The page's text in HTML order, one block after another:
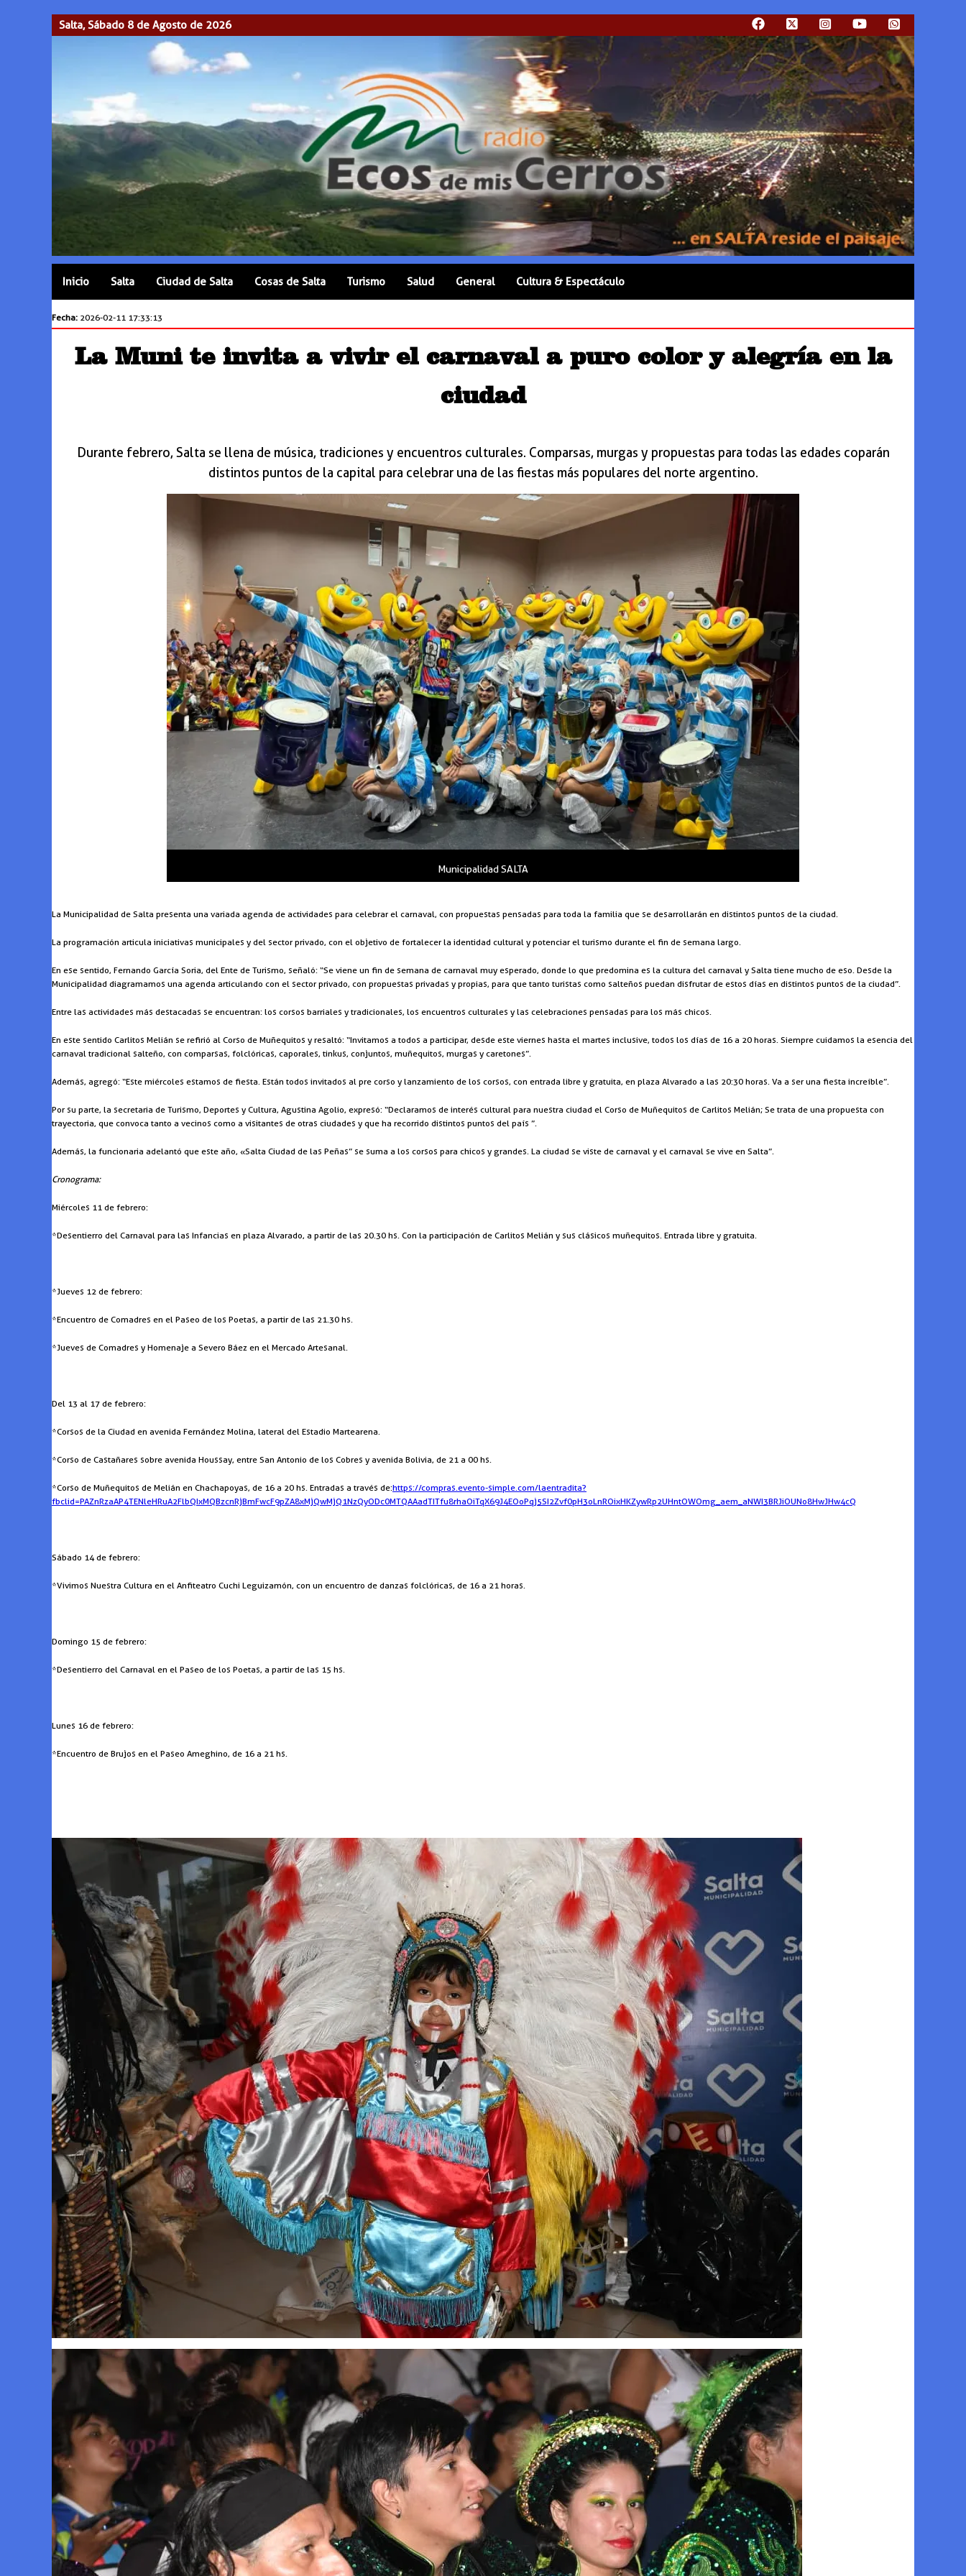
Salta, Sábado 8 de Agosto de 2026
Inicio Salta Ciudad de Salta Cosas de Salta Turismo Salud General Cultura & Espectáculo
Fecha: 2026-02-11 17:33:13
La Muni te invita a vivir el carnaval a puro color y alegría en la
ciudad
Durante febrero, Salta se llena de música, tradiciones y encuentros culturales. Comparsas, murgas y propuestas para todas las edades coparán
distintos puntos de la capital para celebrar una de las fiestas más populares del norte argentino.
Municipalidad SALTA
La Municipalidad de Salta presenta una variada agenda de actividades para celebrar el carnaval, con propuestas pensadas para toda la familia que se desarrollarán en distintos puntos de la ciudad.
La programación articula iniciativas municipales y del sector privado, con el objetivo de fortalecer la identidad cultural y potenciar el turismo durante el fin de semana largo.
En ese sentido, Fernando García Soria, del Ente de Turismo, señaló: “Se viene un fin de semana de carnaval muy esperado, donde lo que predomina es la cultura del carnaval y Salta tiene mucho de eso. Desde la
Municipalidad diagramamos una agenda articulando con el sector privado, con propuestas privadas y propias, para que tanto turistas como salteños puedan disfrutar de estos días en distintos puntos de la ciudad”.
Entre las actividades más destacadas se encuentran: los corsos barriales y tradicionales, los encuentros culturales y las celebraciones pensadas para los más chicos.
En este sentido Carlitos Melián se refirió al Corso de Muñequitos y resaltó: “Invitamos a todos a participar, desde este viernes hasta el martes inclusive, todos los días de 16 a 20 horas. Siempre cuidamos la esencia del
carnaval tradicional salteño, con comparsas, folclóricas, caporales, tinkus, conjuntos, muñequitos, murgas y caretones”.
Además, agregó: “Este miércoles estamos de fiesta. Están todos invitados al pre corso y lanzamiento de los corsos, con entrada libre y gratuita, en plaza Alvarado a las 20:30 horas. Va a ser una fiesta increíble”.
Por su parte, la secretaria de Turismo, Deportes y Cultura, Agustina Agolio, expresó: “Declaramos de interés cultural para nuestra ciudad el Corso de Muñequitos de Carlitos Melián; Se trata de una propuesta con
trayectoria, que convoca tanto a vecinos como a visitantes de otras ciudades y que ha recorrido distintos puntos del país ”.
Además, la funcionaria adelantó que este año, «Salta Ciudad de las Peñas” se suma a los corsos para chicos y grandes. La ciudad se viste de carnaval y el carnaval se vive en Salta”.
Cronograma:
Miércoles 11 de febrero:
*Desentierro del Carnaval para las Infancias en plaza Alvarado, a partir de las 20.30 hs. Con la participación de Carlitos Melián y sus clásicos muñequitos. Entrada libre y gratuita.
*Jueves 12 de febrero:
*Encuentro de Comadres en el Paseo de los Poetas, a partir de las 21.30 hs.
*Jueves de Comadres y Homenaje a Severo Báez en el Mercado Artesanal.
Del 13 al 17 de febrero:
*Corsos de la Ciudad en avenida Fernández Molina, lateral del Estadio Martearena.
*Corso de Castañares sobre avenida Houssay, entre San Antonio de los Cobres y avenida Bolivia, de 21 a 00 hs.
*Corso de Muñequitos de Melián en Chachapoyas, de 16 a 20 hs. Entradas a través de:https://compras.evento-simple.com/laentradita?
fbclid=PAZnRzaAP4TENleHRuA2FlbQIxMQBzcnRjBmFwcF9pZA8xMjQwMjQ1NzQyODc0MTQAAadTITfu8rhaOiTqX69J4EOoPqj5SI2Zvf0pH3oLnROixHKZywRp2UHntOWOmg_aem_aNWI3BRJiOUNo8HwJHw4cQ
Sábado 14 de febrero:
*Vivimos Nuestra Cultura en el Anfiteatro Cuchi Leguizamón, con un encuentro de danzas folclóricas, de 16 a 21 horas.
Domingo 15 de febrero:
*Desentierro del Carnaval en el Paseo de los Poetas, a partir de las 15 hs.
Lunes 16 de febrero:
*Encuentro de Brujos en el Paseo Ameghino, de 16 a 21 hs.